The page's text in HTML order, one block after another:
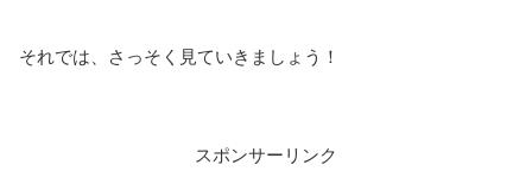
それでは、さっそく見ていきましょう！
スポンサーリンク